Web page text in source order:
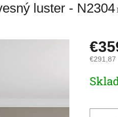
luster - N2304
€291,87
cena: